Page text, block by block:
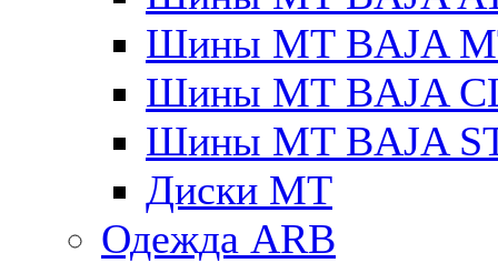
Шины MT BAJA
Шины MT BAJA
Шины MT BAJA
Диски MT
Одежда ARB